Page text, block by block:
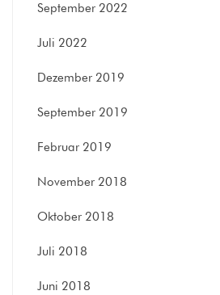
September 2022
Juli 2022
Dezember 2019
September 2019
Februar 2019
November 2018
Oktober 2018
Juli 2018
Juni 2018